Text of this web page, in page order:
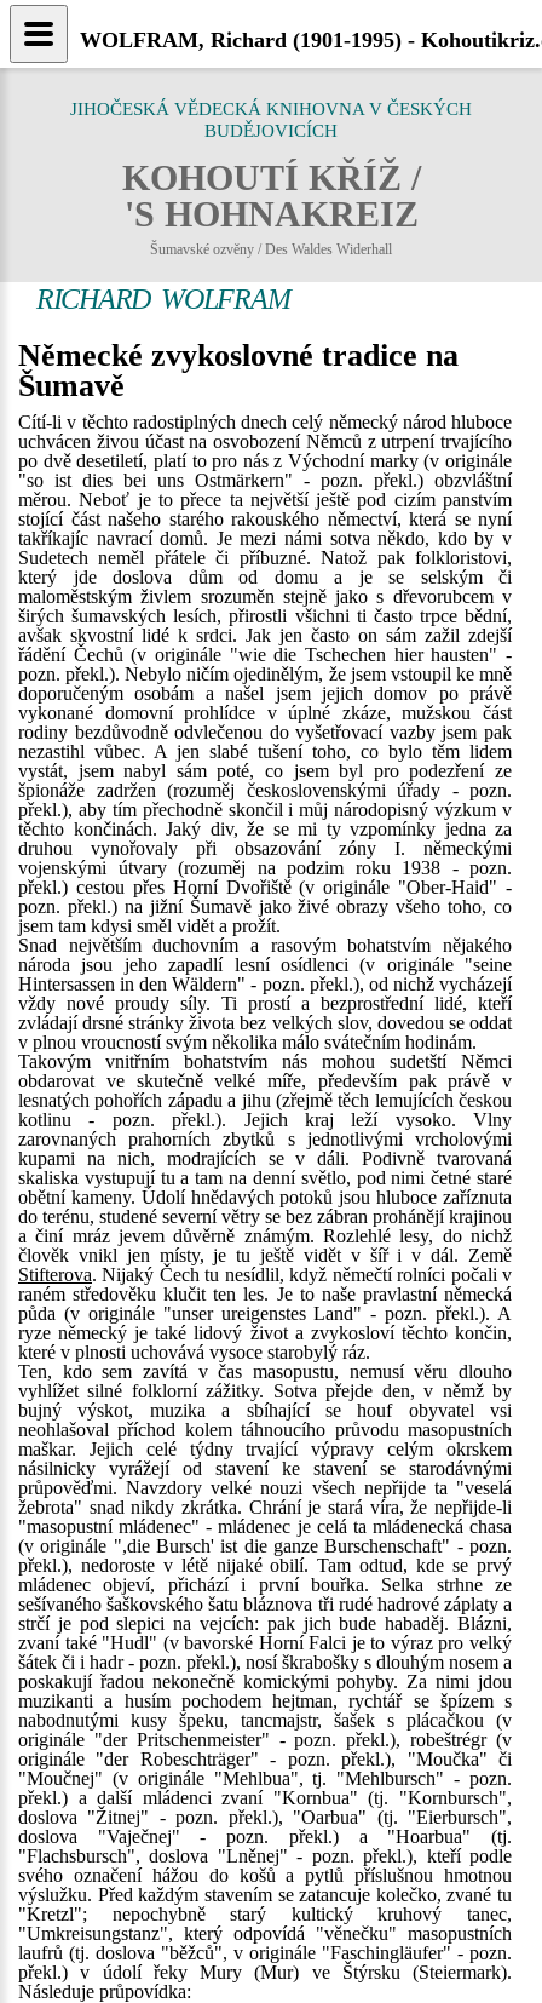
JIHOČESKÁ VĚDECKÁ KNIHOVNA V ČESKÝCH
BUDĚJOVICÍCH
KOHOUTÍ KŘÍŽ /
'S HOHNAKREIZ
Šumavské ozvěny / Des Waldes Widerhall
RICHARD WOLFRAM
Německé zvykoslovné tradice na
Šumavě
Cítí-li v těchto radostiplných dnech celý německý národ hluboce
uchvácen živou účast na osvobození Němců z utrpení trvajícího
po dvě desetiletí, platí to pro nás z Východní marky (v originále
"so ist dies bei uns Ostmärkern" - pozn. překl.) obzvláštní
měrou. Neboť je to přece ta největší ještě pod cizím panstvím
stojící část našeho starého rakouského němectví, která se nyní
takříkajíc navrací domů. Je mezi námi sotva někdo, kdo by v
Sudetech neměl přátele či příbuzné. Natož pak folkloristovi,
který jde doslova dům od domu a je se selským či
maloměstským živlem srozuměn stejně jako s dřevorubcem v
širých šumavských lesích, přirostli všichni ti často trpce bědní,
avšak skvostní lidé k srdci. Jak jen často on sám zažil zdejší
řádění Čechů (v originále "wie die Tschechen hier hausten" -
pozn. překl.). Nebylo ničím ojedinělým, že jsem vstoupil ke mně
doporučeným osobám a našel jsem jejich domov po právě
vykonané domovní prohlídce v úplné zkáze, mužskou část
rodiny bezdůvodně odvlečenou do vyšetřovací vazby jsem pak
nezastihl vůbec. A jen slabé tušení toho, co bylo těm lidem
vystát, jsem nabyl sám poté, co jsem byl pro podezření ze
špionáže zadržen (rozuměj československými úřady - pozn.
překl.), aby tím přechodně skončil i můj národopisný výzkum v
těchto končinách. Jaký div, že se mi ty vzpomínky jedna za
druhou vynořovaly při obsazování zóny I. německými
vojenskými útvary (rozuměj na podzim roku 1938 - pozn.
překl.) cestou přes Horní Dvořiště (v originále "Ober-Haid" -
pozn. překl.) na jižní Šumavě jako živé obrazy všeho toho, co
jsem tam kdysi směl vidět a prožít.
Snad největším duchovním a rasovým bohatstvím nějakého
národa jsou jeho zapadlí lesní osídlenci (v originále "seine
Hintersassen in den Wäldern" - pozn. překl.), od nichž vycházejí
vždy nové proudy síly. Ti prostí a bezprostřední lidé, kteří
zvládají drsné stránky života bez velkých slov, dovedou se oddat
v plnou vroucností svým několika málo svátečním hodinám.
Takovým vnitřním bohatstvím nás mohou sudetští Němci
obdarovat ve skutečně velké míře, především pak právě v
lesnatých pohořích západu a jihu (zřejmě těch lemujících českou
kotlinu - pozn. překl.). Jejich kraj leží vysoko. Vlny
zarovnaných prahorních zbytků s jednotlivými vrcholovými
kupami na nich, modrajících se v dáli. Podivně tvarovaná
skaliska vystupují tu a tam na denní světlo, pod nimi četné staré
obětní kameny. Údolí hnědavých potoků jsou hluboce zaříznuta
do terénu, studené severní větry se bez zábran prohánějí krajinou
a činí mráz jevem důvěrně známým. Rozlehlé lesy, do nichž
člověk vnikl jen místy, je tu ještě vidět v šíř i v dál. Země
Stifterova. Nijaký Čech tu nesídlil, když němečtí rolníci počali v
raném středověku klučit ten les. Je to naše pravlastní německá
půda (v originále "unser ureigenstes Land" - pozn. překl.). A
ryze německý je také lidový život a zvykosloví těchto končin,
které v plnosti uchovává vysoce starobylý ráz.
Ten, kdo sem zavítá v čas masopustu, nemusí věru dlouho
vyhlížet silné folklorní zážitky. Sotva přejde den, v němž by
bujný výskot, muzika a sbíhající se houf obyvatel vsi
neohlašoval příchod kolem táhnoucího průvodu masopustních
maškar. Jejich celé týdny trvající výpravy celým okrskem
násilnicky vyrážejí od stavení ke stavení se starodávnými
průpověďmi. Navzdory velké nouzi všech nepřijde ta "veselá
žebrota" snad nikdy zkrátka. Chrání je stará víra, že nepřijde-li
"masopustní mládenec" - mládenec je celá ta mládenecká chasa
(v originále ",die Bursch' ist die ganze Burschenschaft" - pozn.
překl.), nedoroste v létě nijaké obilí. Tam odtud, kde se prvý
mládenec objeví, přichází i první bouřka. Selka strhne ze
sešívaného šaškovského šatu bláznova tři rudé hadrové záplaty a
strčí je pod slepici na vejcích: pak jich bude habaděj. Blázni,
zvaní také "Hudl" (v bavorské Horní Falci je to výraz pro velký
šátek či i hadr - pozn. překl.), nosí škrabošky s dlouhým nosem a
poskakují řadou nekonečně komickými pohyby. Za nimi jdou
muzikanti a husím pochodem hejtman, rychtář se špízem s
nabodnutými kusy špeku, tancmajstr, šašek s plácačkou (v
originále "der Pritschenmeister" - pozn. překl.), robeštrégr (v
originále "der Robeschträger" - pozn. překl.), "Moučka" či
"Moučnej" (v originále "Mehlbua", tj. "Mehlbursch" - pozn.
překl.) a další mládenci zvaní "Kornbua" (tj. "Kornbursch",
doslova "Žitnej" - pozn. překl.), "Oarbua" (tj. "Eierbursch",
doslova "Vaječnej" - pozn. překl.) a "Hoarbua" (tj.
"Flachsbursch", doslova "Lněnej" - pozn. překl.), kteří podle
svého označení hážou do košů a pytlů příslušnou hmotnou
výslužku. Před každým stavením se zatancuje kolečko, zvané tu
"Kretzl"; nepochybně starý kultický kruhový tanec,
"Umkreisungstanz", který odpovídá "věnečku" masopustních
laufrů (tj. doslova "běžců", v originále "Faschingläufer" - pozn.
překl.) v údolí řeky Mury (Mur) ve Štýrsku (Steiermark).
Následuje průpovídka:
WOLFRAM, Richard (1901-1995) -